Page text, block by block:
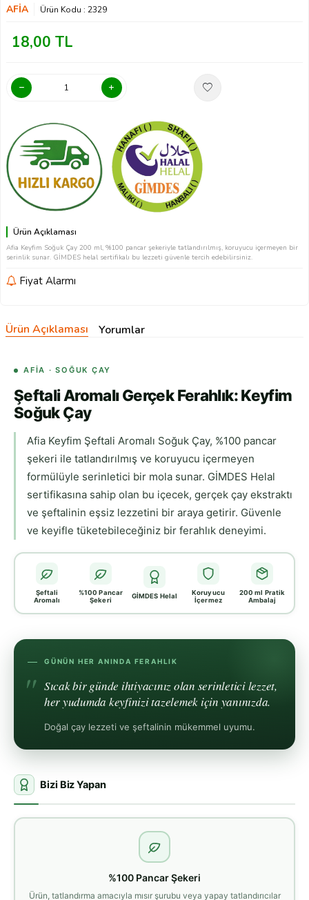
AFİA Ürün Kodu : 2329
18,00 TL
Ürün Açıklaması
Afia Keyfim Soğuk Çay 200 ml, %100 pancar şekeriyle tatlandırılmış, koruyucu içermeyen bir
serinlik sunar. GİMDES helal sertifikalı bu lezzeti güvenle tercih edebilirsiniz.
Fiyat Alarmı
Ürün Açıklaması Yorumlar
AFİA · SOĞUK ÇAY
Şeftali Aromalı Gerçek Ferahlık: Keyfim
Soğuk Çay
Afia Keyfim Şeftali Aromalı Soğuk Çay, %100 pancar
şekeri ile tatlandırılmış ve koruyucu içermeyen
formülüyle serinletici bir mola sunar. GİMDES Helal
sertifikasına sahip olan bu içecek, gerçek çay ekstraktı
ve şeftalinin eşsiz lezzetini bir araya getirir. Güvenle
ve keyifle tüketebileceğiniz bir ferahlık deneyimi.
Şeftali
Aromalı
%100 Pancar
Şekeri
GİMDES Helal
Koruyucu
İçermez
200 ml Pratik
Ambalaj
GÜNÜN HER ANINDA FERAHLIK
Sıcak bir günde ihtiyacınız olan serinletici lezzet,
her yudumda keyfinizi tazelemek için yanınızda.
Doğal çay lezzeti ve şeftalinin mükemmel uyumu.
Bizi Biz Yapan
%100 Pancar Şekeri
Ürün, tatlandırma amacıyla mısır şurubu veya yapay tatlandırıcılar